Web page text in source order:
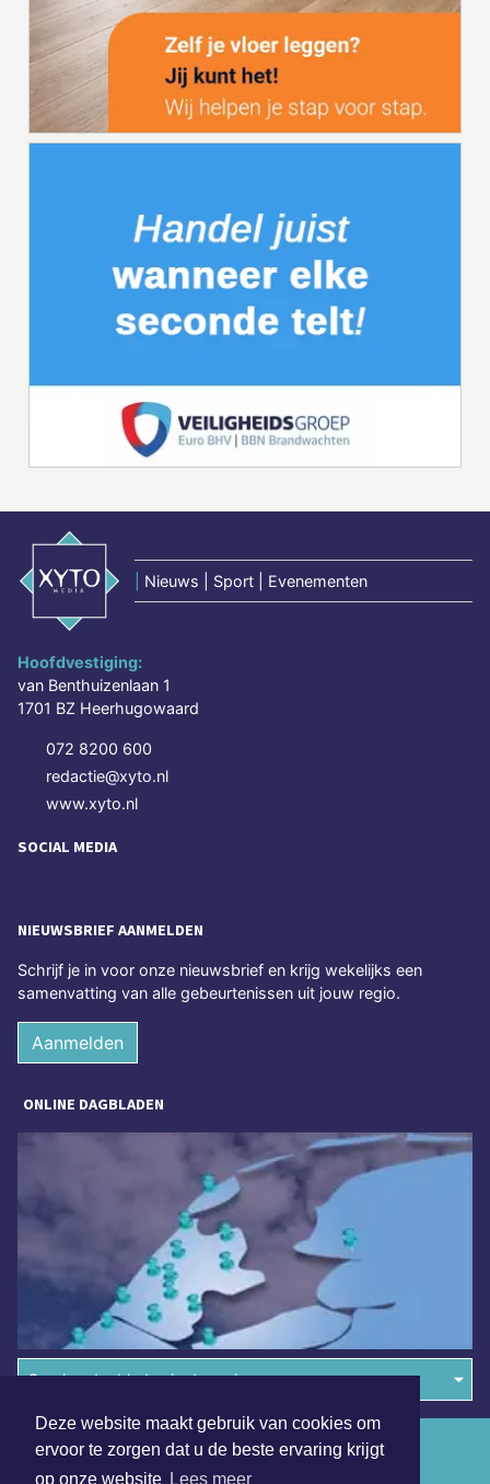
Deze website maakt gebruik van cookies om
ervoor te zorgen dat u de beste ervaring krijgt
op onze website Lees meer
Nieuws | Sport | Evenementen
Hoofdvestiging:
van Benthuizenlaan 1
1701 BZ Heerhugowaard
072 8200 600
redactie@xyto.nl
www.xyto.nl
SOCIAL MEDIA
NIEUWSBRIEF AANMELDEN
Schrijf je in voor onze nieuwsbrief en krijg wekelijks een
samenvatting van alle gebeurtenissen uit jouw regio.
Aanmelden
ONLINE DAGBLADEN
Overige dagbladen in de regio
Algemene voorwaarden